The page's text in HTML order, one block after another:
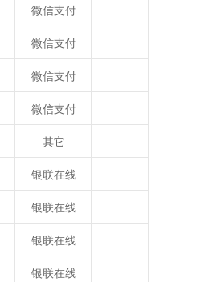
微信支付
微信支付
微信支付
微信支付
其它
银联在线
银联在线
银联在线
银联在线